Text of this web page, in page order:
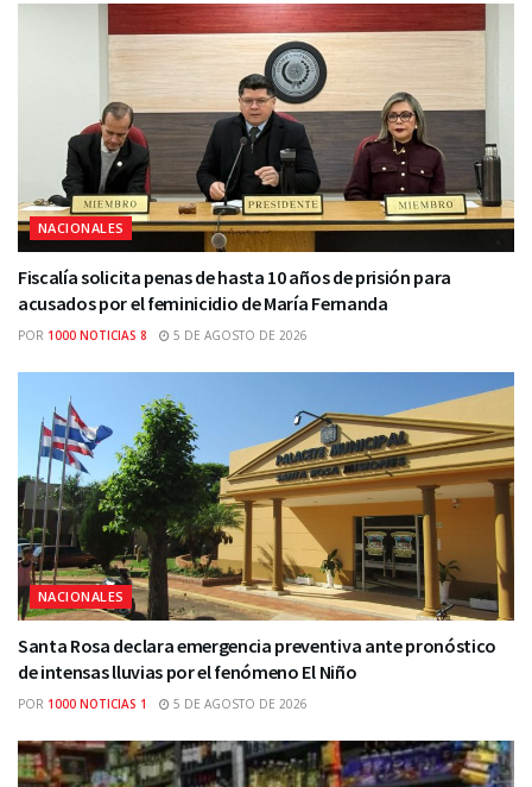
NACIONALES
Fiscalía solicita penas de hasta 10 años de prisión para
acusados por el feminicidio de María Fernanda
POR 1000 NOTICIAS 8 5 DE AGOSTO DE 2026
NACIONALES
Santa Rosa declara emergencia preventiva ante pronóstico
de intensas lluvias por el fenómeno El Niño
POR 1000 NOTICIAS 1 5 DE AGOSTO DE 2026